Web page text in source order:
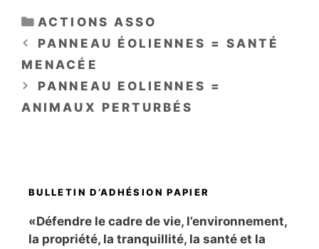
CATÉGORIES
ACTIONS ASSO
PANNEAU ÉOLIENNES = SANTÉ
MENACÉE
PANNEAU EOLIENNES =
ANIMAUX PERTURBÉS
BULLETIN D’ADHÉSION PAPIER
«Défendre le cadre de vie, l’environnement,
la propriété, la tranquillité, la santé et la